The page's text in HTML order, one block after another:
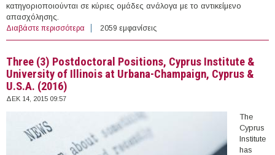
κατηγοριοποιούνται σε κύριες ομάδες ανάλογα με το αντικείμενο
απασχόλησης.
Διαβάστε περισσότερα για 51 Υποτροφίες στο εξωτερικό (13/12/2015)
2059 εμφανίσεις
Three (3) Postdoctoral Positions, Cyprus Institute &
University of Illinois at Urbana-Champaign, Cyprus &
U.S.A. (2016)
ΔΕΚ 14, 2015 09:57
The
Cyprus
Institute
has